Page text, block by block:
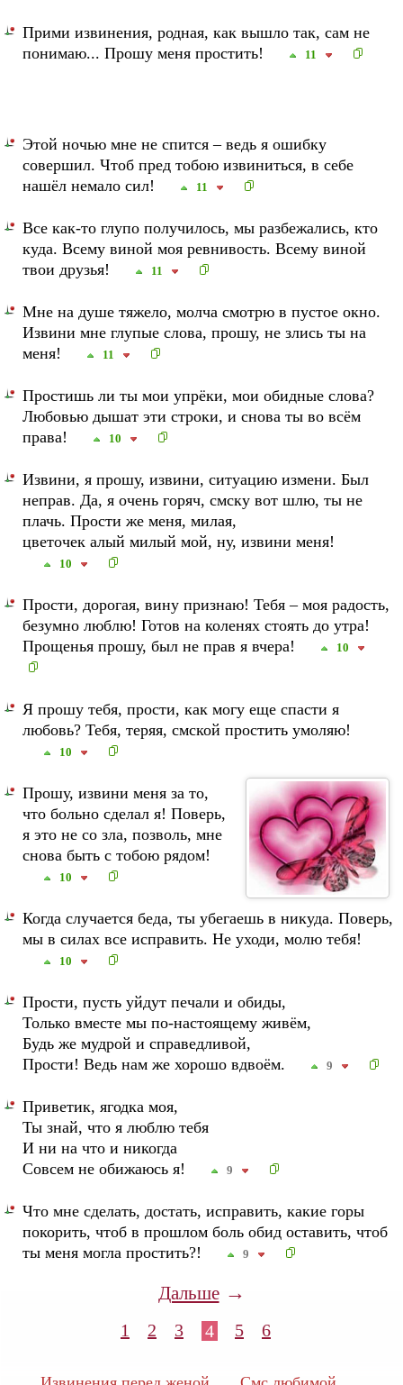
Прими извинения, родная, как вышло так, сам не
понимаю... Прошу меня простить!
11
Этой ночью мне не спится – ведь я ошибку
совершил. Чтоб пред тобою извиниться, в себе
нашёл немало сил!
11
Все как-то глупо получилось, мы разбежались, кто
куда. Всему виной моя ревнивость. Всему виной
твои друзья!
11
Мне на душе тяжело, молча смотрю в пустое окно.
Извини мне глупые слова, прошу, не злись ты на
меня!
11
Простишь ли ты мои упрёки, мои обидные слова?
Любовью дышат эти строки, и снова ты во всём
права!
10
Извини, я прошу, извини, ситуацию измени. Был
неправ. Да, я очень горяч, смску вот шлю, ты не
плачь. Прости же меня, милая,
цветочек алый милый мой, ну, извини меня!
10
Прости, дорогая, вину признаю! Тебя – моя радость,
безумно люблю! Готов на коленях стоять до утра!
Прощенья прошу, был не прав я вчера!
10
Я прошу тебя, прости, как могу еще спасти я
любовь? Тебя, теряя, смской простить умоляю!
10
Прошу, извини меня за то,
что больно сделал я! Поверь,
я это не со зла, позволь, мне
снова быть с тобою рядом!
10
Когда случается беда, ты убегаешь в никуда. Поверь,
мы в силах все исправить. Не уходи, молю тебя!
10
Прости, пусть уйдут печали и обиды,
Только вместе мы по-настоящему живём,
Будь же мудрой и справедливой,
Прости! Ведь нам же хорошо вдвоём.
9
Приветик, ягодка моя,
Ты знай, что я люблю тебя
И ни на что и никогда
Совсем не обижаюсь я!
9
Что мне сделать, достать, исправить, какие горы
покорить, чтоб в прошлом боль обид оставить, чтоб
ты меня могла простить?!
9
Дальше→
1 2 3 4 5 6